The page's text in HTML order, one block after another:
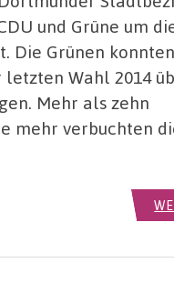
und Grüne um
Die Grünen
letzten Wahl 2014
Mehr als zehn
mehr verbuchten